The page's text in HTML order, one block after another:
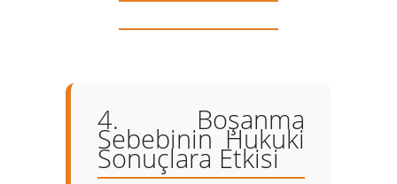
4. Boşanma
Sebebinin Hukuki
Sonuçlara Etkisi